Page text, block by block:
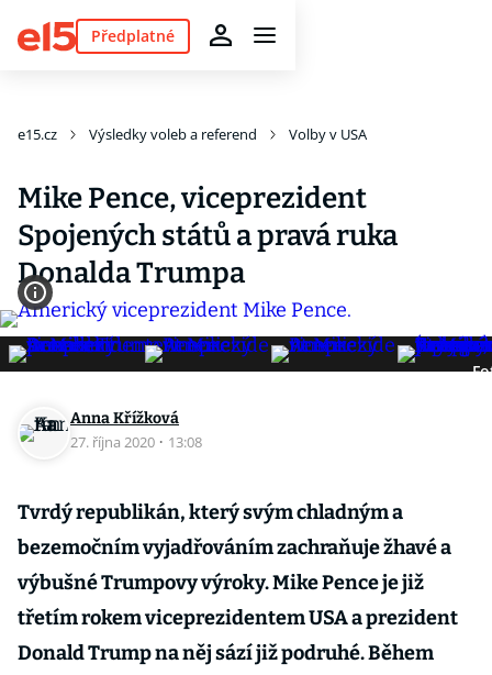
Předplatné
e15.cz Výsledky voleb a referend Volby v USA
Mike Pence, viceprezident
Spojených států a pravá ruka
Donalda Trumpa
Anna Křížková
27. října 2020 · 13:08
Tvrdý republikán, který svým chladným a
bezemočním vyjadřováním zachraňuje žhavé a
výbušné Trumpovy výroky. Mike Pence je již
třetím rokem viceprezidentem USA a prezident
Donald Trump na něj sází již podruhé. Během